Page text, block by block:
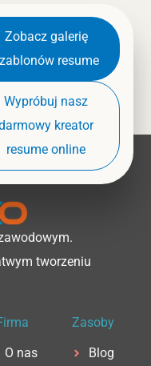
Zobacz galerię
resume
Wypróbuj nasz
kreator
resume online
tworzeniu
O nas
Zasoby
Blog